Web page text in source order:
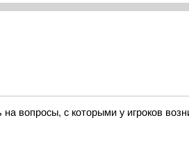
вопросы, с которыми у игроков